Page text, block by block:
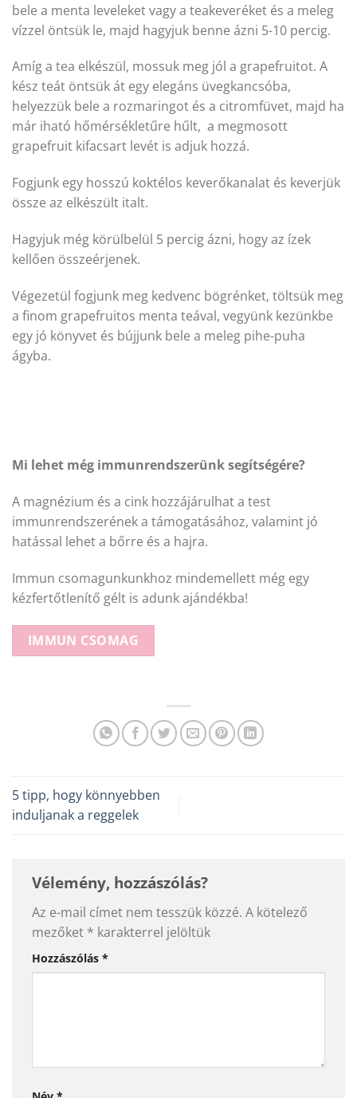
bele a menta leveleket vagy a teakeveréket és a meleg
vízzel öntsük le, majd hagyjuk benne ázni 5-10 percig.
Amíg a tea elkészül, mossuk meg jól a grapefruitot. A
kész teát öntsük át egy elegáns üvegkancsóba,
helyezzük bele a rozmaringot és a citromfüvet, majd ha
már iható hőmérsékletűre hűlt, a megmosott
grapefruit kifacsart levét is adjuk hozzá.
Fogjunk egy hosszú koktélos keverőkanalat és keverjük
össze az elkészült italt.
Hagyjuk még körülbelül 5 percig ázni, hogy az ízek
kellően összeérjenek.
Végezetül fogjunk meg kedvenc bögrénket, töltsük meg
a finom grapefruitos menta teával, vegyünk kezünkbe
egy jó könyvet és bújjunk bele a meleg pihe-puha
ágyba.
Mi lehet még immunrendszerünk segítségére?
A magnézium és a cink hozzájárulhat a test
immunrendszerének a támogatásához, valamint jó
hatással lehet a bőrre és a hajra.
Immun csomagunkunkhoz mindemellett még egy
kézfertőtlenítő gélt is adunk ajándékba!
IMMUN CSOMAG
5 tipp, hogy könnyebben
induljanak a reggelek
Vélemény, hozzászólás?
Az e-mail címet nem tesszük közzé. A kötelező
mezőket * karakterrel jelöltük
Hozzászólás *